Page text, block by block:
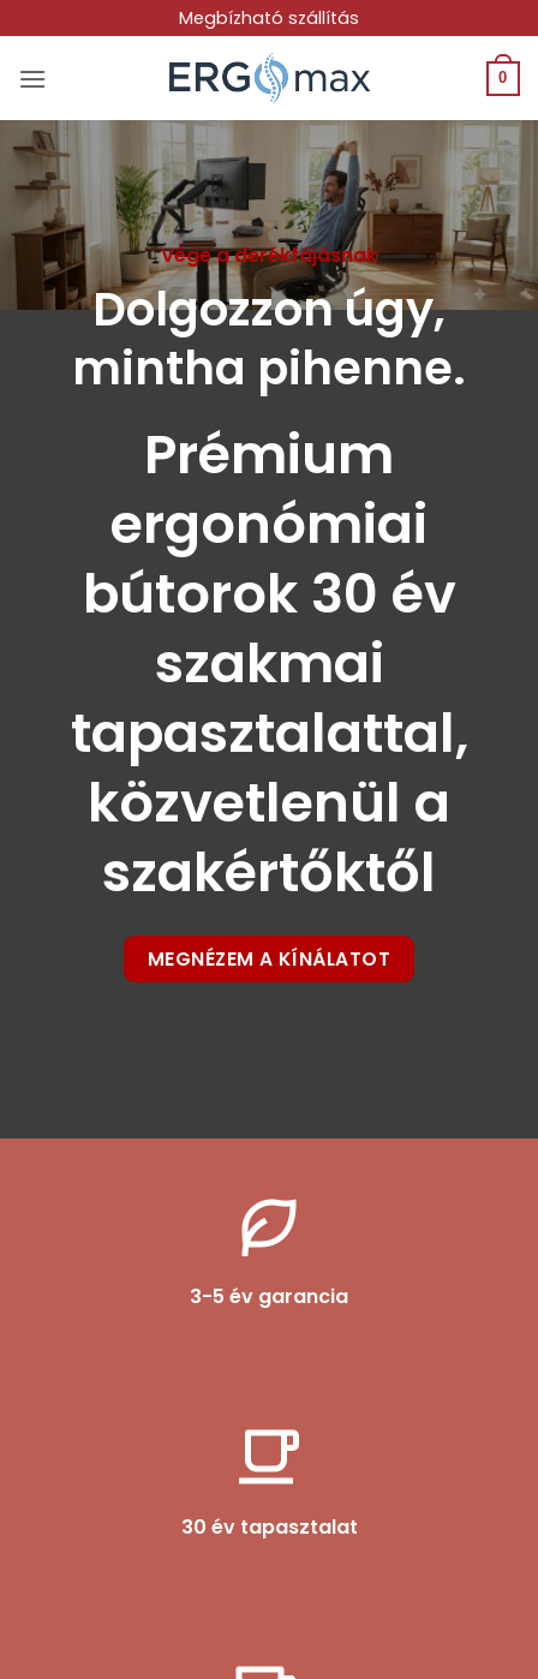
to
content
Megbízható szállítás
0
Vége a derékfájásnak
Dolgozzon úgy,
mintha pihenne.
Prémium
ergonómiai
bútorok 30 év
szakmai
tapasztalattal,
közvetlenül a
szakértőktől
MEGNÉZEM A KÍNÁLATOT
3-5 év garancia
30 év tapasztalat